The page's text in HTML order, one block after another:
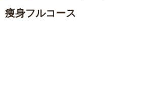
痩身フルコース